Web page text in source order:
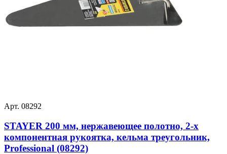
Арт. 08292
STAYER 200 мм, нержавеющее полотно, 2-х
компонентная рукоятка, кельма треугольник,
Professional (08292)